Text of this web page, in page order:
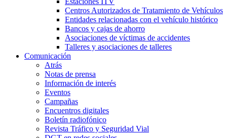
Centros Autorizados de Tratamiento de Vehículos
Entidades relacionadas con el vehículo histórico
Bancos y cajas de ahorro
Asociaciones de víctimas de accidentes
Talleres y asociaciones de talleres
Comunicación
Atrás
Notas de prensa
Información de interés
Eventos
Campañas
Encuentros digitales
Boletín radiofónico
Revista Tráfico y Seguridad Vial